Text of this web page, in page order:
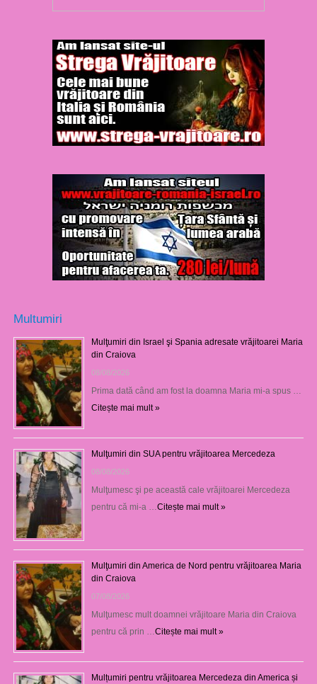
Multumiri
Mulţumiri din Israel şi Spania adresate vrăjitoarei Maria
din Craiova
08/08/2026
Prima dată când am fost la doamna Maria mi-a spus …
Citește mai mult »
Mulţumiri din SUA pentru vrăjitoarea Mercedeza
08/08/2026
Mulţumesc şi pe această cale vrăjitoarei Mercedeza
pentru că mi-a … Citește mai mult »
Mulţumiri din America de Nord pentru vrăjitoarea Maria
din Craiova
07/08/2026
Mulţumesc mult doamnei vrăjitoare Maria din Craiova
pentru că prin … Citește mai mult »
Mulțumiri pentru vrăjitoarea Mercedeza din America și